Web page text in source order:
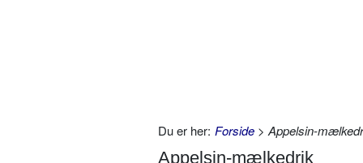
Du er her: Forside > Appelsin-
Appelsin-mælkedrik